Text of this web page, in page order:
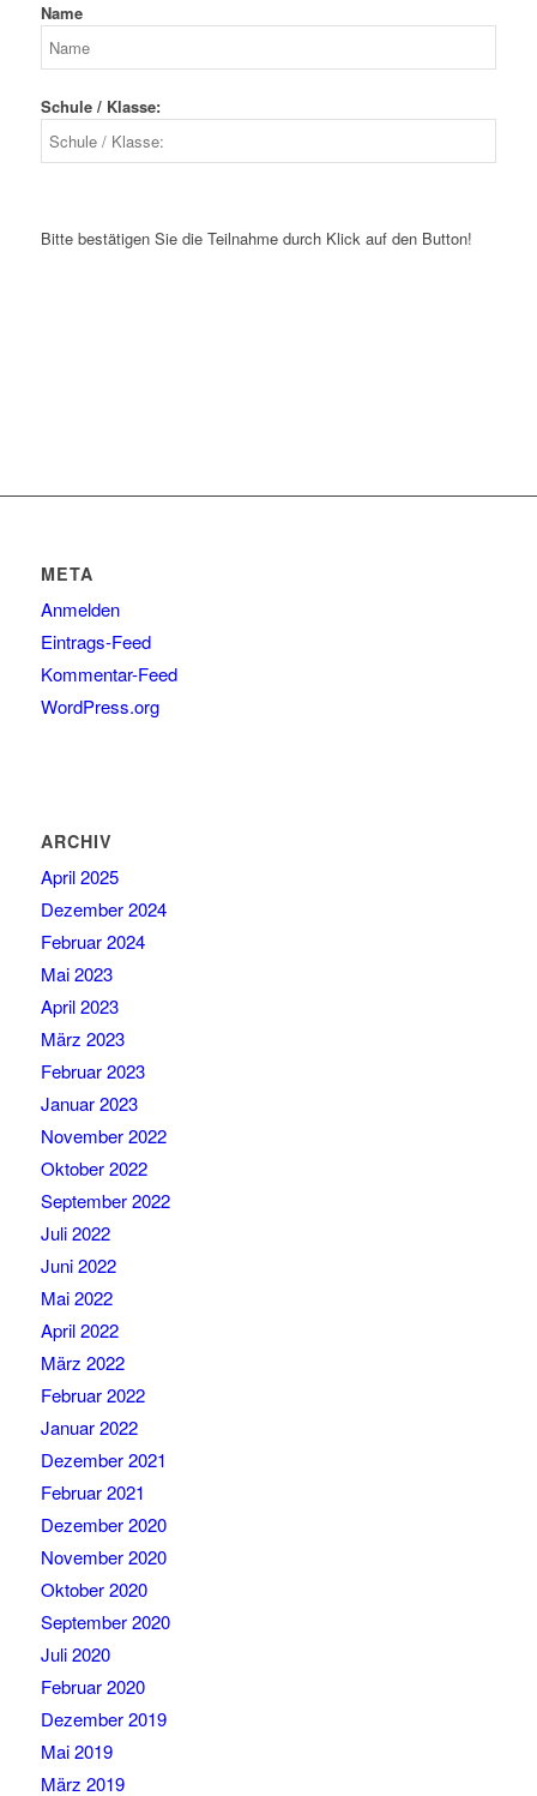
Name
Schule / Klasse:
Bitte bestätigen Sie die Teilnahme durch Klick auf den Button!
META
Anmelden
Eintrags-Feed
Kommentar-Feed
WordPress.org
ARCHIV
April 2025
Dezember 2024
Februar 2024
Mai 2023
April 2023
März 2023
Februar 2023
Januar 2023
November 2022
Oktober 2022
September 2022
Juli 2022
Juni 2022
Mai 2022
April 2022
März 2022
Februar 2022
Januar 2022
Dezember 2021
Februar 2021
Dezember 2020
November 2020
Oktober 2020
September 2020
Juli 2020
Februar 2020
Dezember 2019
Mai 2019
März 2019